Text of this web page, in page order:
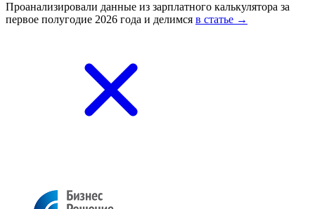
Проанализировали данные из зарплатного калькулятора за
первое полугодие 2026 года и делимся в статье →